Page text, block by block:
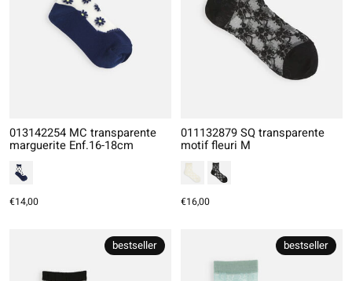
013142254 MC transparente
marguerite Enf.16-18cm
€14,00
011132879 SQ transparente
motif fleuri M
€16,00
bestseller bestseller